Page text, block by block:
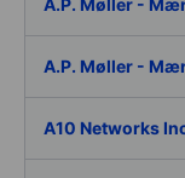
A.P. Møller -
A.P. Møller -
A10 Networks